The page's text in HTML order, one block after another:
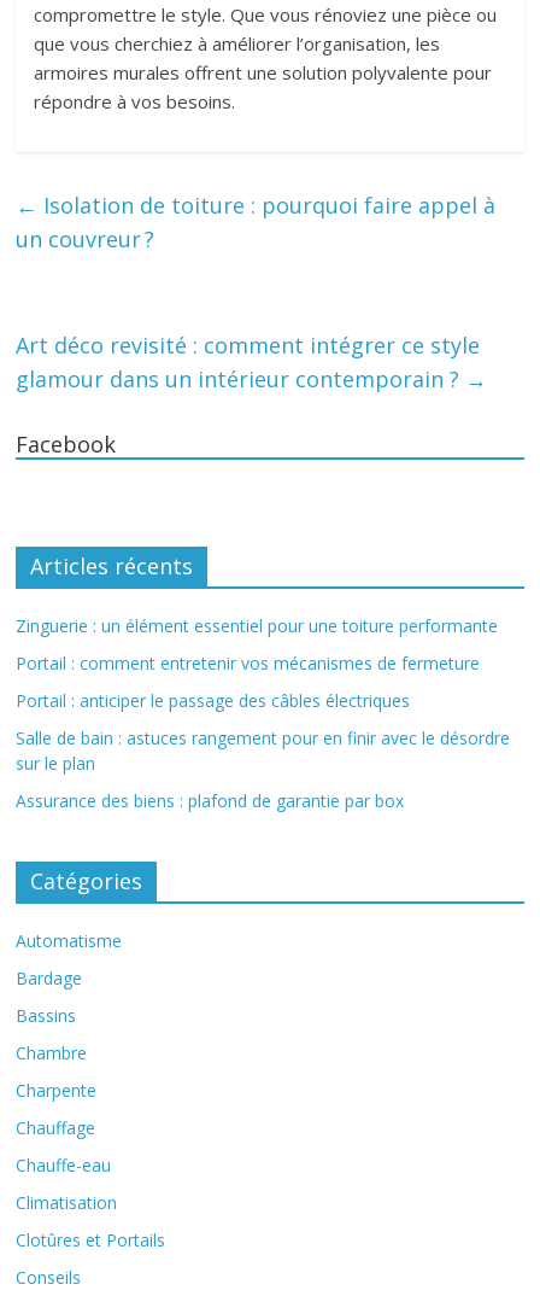
compromettre le style. Que vous rénoviez une pièce ou
que vous cherchiez à améliorer l’organisation, les
armoires murales offrent une solution polyvalente pour
répondre à vos besoins.
← Isolation de toiture : pourquoi faire appel à
un couvreur ?
Art déco revisité : comment intégrer ce style
glamour dans un intérieur contemporain ? →
Facebook
Articles récents
Zinguerie : un élément essentiel pour une toiture performante
Portail : comment entretenir vos mécanismes de fermeture
Portail : anticiper le passage des câbles électriques
Salle de bain : astuces rangement pour en finir avec le désordre
sur le plan
Assurance des biens : plafond de garantie par box
Catégories
Automatisme
Bardage
Bassins
Chambre
Charpente
Chauffage
Chauffe-eau
Climatisation
Clotûres et Portails
Conseils